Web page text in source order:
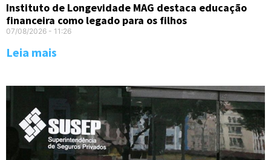
Instituto de Longevidade MAG destaca educação
financeira como legado para os filhos
07/08/2026 11:26
Leia mais